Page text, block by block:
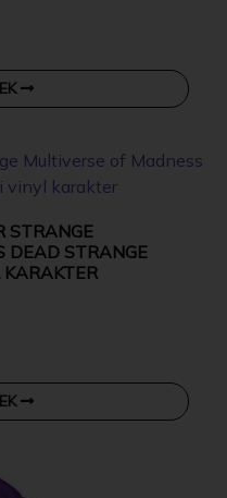
STRANGE
DEAD STRANGE
KARAKTER